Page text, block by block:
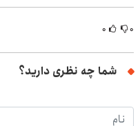
۰ ۰
شما چه نظری دارید؟